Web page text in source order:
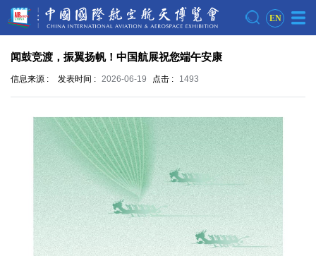
EN
闻鼓竞渡，振翼扬帆！中国航展祝您端午安康
信息来源 : 发表时间 : 2026-06-19 点击 : 1493